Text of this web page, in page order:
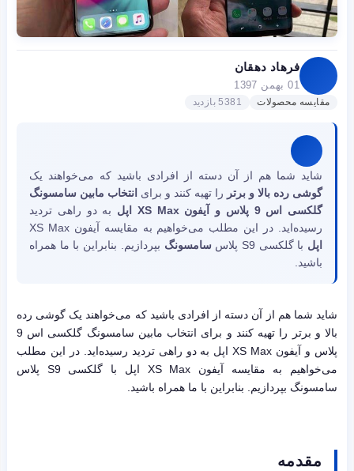
فرهاد دهقان
01 بهمن 1397
مقایسه محصولات 5381 بازدید
شاید شما هم از آن دسته از افرادی باشید که می‌خواهند یک
گوشی رده بالا و برتر را تهیه کنند و برای انتخاب مابین سامسونگ
گلکسی اس 9 پلاس و آیفون XS Max اپل
به دو راهی تردید
رسیده‌اید. در این مطلب می‌خواهیم به مقایسه آیفون XS Max
اپل با گلکسی S9 پلاس سامسونگ بپردازیم. بنابراین با ما همراه
باشید.
شاید شما هم از آن دسته از افرادی باشید که می‌خواهند یک گوشی رده
بالا و برتر را تهیه کنند و برای انتخاب مابین سامسونگ گلکسی اس 9
پلاس و آیفون XS Max اپل به دو راهی تردید رسیده‌اید. در این مطلب
می‌خواهیم به مقایسه آیفون XS Max اپل با گلکسی S9 پلاس
سامسونگ بپردازیم. بنابراین با ما همراه باشید.
مقدمه